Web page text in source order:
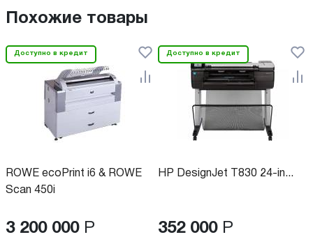
Похожие товары
Доступно в кредит
ROWE ecoPrint i6 & ROWE
Scan 450i
3 200 000 Р
Доступно в кредит
HP DesignJet T830 24-in...
352 000 Р